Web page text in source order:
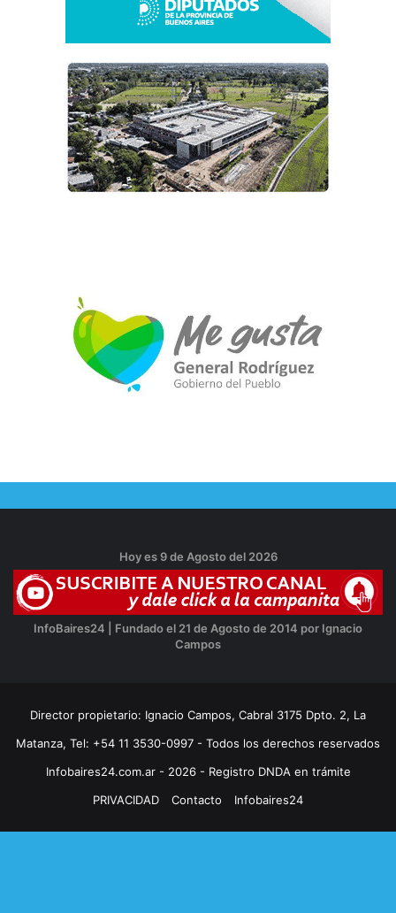
Hoy es 9 de Agosto del 2026
InfoBaires24 | Fundado el 21 de Agosto de 2014 por Ignacio
Campos
Director propietario: Ignacio Campos, Cabral 3175 Dpto. 2, La
Matanza, Tel: +54 11 3530-0997 - Todos los derechos reservados
Infobaires24.com.ar - 2026 - Registro DNDA en trámite
PRIVACIDAD
Contacto Infobaires24